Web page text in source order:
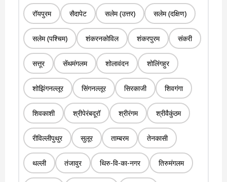
रॉयपुरम सैदापेट सलेम (उत्तर) सलेम (दक्षिण)
सलेम (पश्चिम) शंकरनकोविल शंकरपुरम संकरी
सत्तूर सेंथमंगलम शोलावंदन शोलिंगहुर
शोझिंगनल्लूर सिंगनल्लूर सिरकाजी शिवगंगा
शिवकाशी श्रीपेरंबदूरॉ श्रीरंगम श्रीवैकुंठम
रीविल्लीपुथुर सुलूर ताम्बरम तेनकासी
थल्ली तंजावुर थिरु-वि-का-नगर तिरुमंगलम